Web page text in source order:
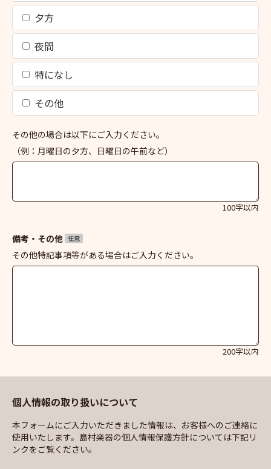
夕方
夜間
特になし
その他
その他の場合は以下にご入力ください。
（例：月曜日の夕方、日曜日の午前など）
100字以内
備考・その他 任意
その他特記事項等がある場合はご入力ください。
200字以内
個人情報の取り扱いについて
本フォームにご入力いただきました情報は、お客様へのご連絡に
使用いたします。島村楽器の個人情報保護方針については下記リ
ンクをご覧ください。